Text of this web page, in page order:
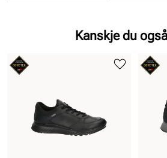
Kanskje du